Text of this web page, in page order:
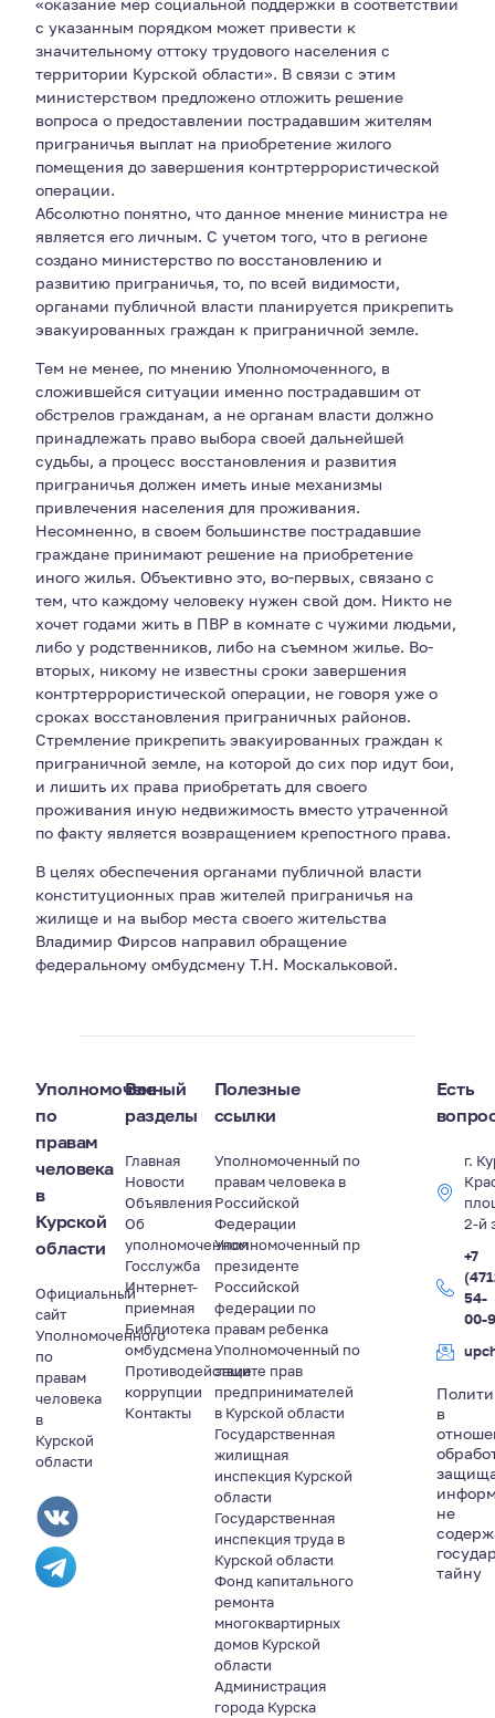
«оказание мер социальной поддержки в соответствии
с указанным порядком может привести к
значительному оттоку трудового населения с
территории Курской области». В связи с этим
министерством предложено отложить решение
вопроса о предоставлении пострадавшим жителям
приграничья выплат на приобретение жилого
помещения до завершения контртеррористической
операции.
Абсолютно понятно, что данное мнение министра не
является его личным. С учетом того, что в регионе
создано министерство по восстановлению и
развитию приграничья, то, по всей видимости,
органами публичной власти планируется прикрепить
эвакуированных граждан к приграничной земле.
Тем не менее, по мнению Уполномоченного, в
сложившейся ситуации именно пострадавшим от
обстрелов гражданам, а не органам власти должно
принадлежать право выбора своей дальнейшей
судьбы, а процесс восстановления и развития
приграничья должен иметь иные механизмы
привлечения населения для проживания.
Несомненно, в своем большинстве пострадавшие
граждане принимают решение на приобретение
иного жилья. Объективно это, во-первых, связано с
тем, что каждому человеку нужен свой дом. Никто не
хочет годами жить в ПВР в комнате с чужими людьми,
либо у родственников, либо на съемном жилье. Во-
вторых, никому не известны сроки завершения
контртеррористической операции, не говоря уже о
сроках восстановления приграничных районов.
Стремление прикрепить эвакуированных граждан к
приграничной земле, на которой до сих пор идут бои,
и лишить их права приобретать для своего
проживания иную недвижимость вместо утраченной
по факту является возвращением крепостного права.
В целях обеспечения органами публичной власти
конституционных прав жителей приграничья на
жилище и на выбор места своего жительства
Владимир Фирсов направил обращение
федеральному омбудсмену Т.Н. Москальковой.
Уполномоченный
по
правам
человека
в
Курской
области
Официальный
сайт
Уполномоченного
по
правам
человека
в
Курской
области
Все
разделы
Главная
Новости
Объявления
Об
уполномоченном
Госслужба
Интернет-
приемная
Библиотека
омбудсмена
Противодействие
коррупции
Контакты
Полезные
ссылки
Уполномоченный по
правам человека в
Российской
Федерации
Уполномоченный пр
президенте
Российской
федерации по
правам ребенка
Уполномоченный по
защите прав
предпринимателей
в Курской области
Государственная
жилищная
инспекция Курской
области
Государственная
инспекция труда в
Курской области
Фонд капитального
ремонта
многоквартирных
домов Курской
области
Администрация
города Курска
Есть
г.
2-й
+7
54-
00-
в
не
тайну